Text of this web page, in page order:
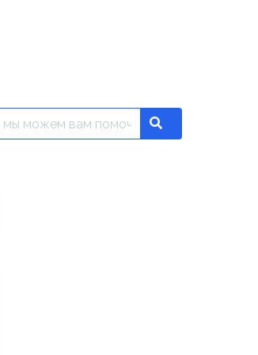
Search